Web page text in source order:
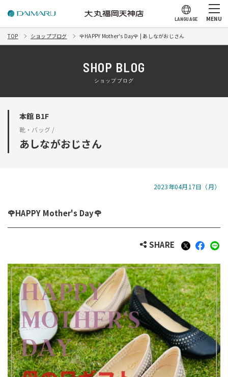
LANGUAGE MENU
TOP ショップブログ 🌹HAPPY Mother's Day🌹 | あしながおじさん
SHOP BLOG
ショップブログ
本館 B1F
靴・バッグ /
あしながおじさん
2023年04月17日（月）
🌹HAPPY Mother's Day🌹
SHARE